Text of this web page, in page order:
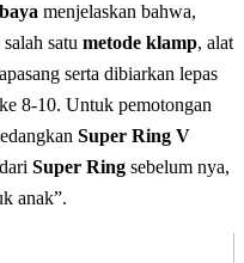
menjelaskan bahwa,
satu metode klamp, alat
serta dibiarkan lepas
8-10. Untuk pemotongan
Super Ring V
Super Ring sebelum nya,
anak”.